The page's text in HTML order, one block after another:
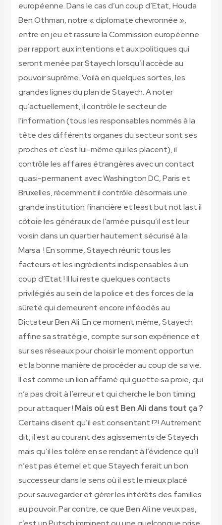
européenne. Dans le cas d’un coup d’Etat, Houda
Ben Othman, notre « diplomate chevronnée »,
entre en jeu et rassure la Commission européenne
par rapport aux intentions et aux politiques qui
seront menée par Stayech lorsqu’il accède au
pouvoir suprême. Voilà en quelques sortes, les
grandes lignes du plan de Stayech. A noter
qu’actuellement, il contrôle le secteur de
l’information (tous les responsables nommés à la
tête des différents organes du secteur sont ses
proches et c’est lui-même qui les placent), il
contrôle les affaires étrangères avec un contact
quasi-permanent avec Washington DC, Paris et
Bruxelles, récemment il contrôle désormais une
grande institution financière et least but not last il
côtoie les généraux de l’armée puisqu’il est leur
voisin dans un quartier hautement sécurisé à la
Marsa ! En somme, Stayech réunit tous les
facteurs et les ingrédients indispensables à un
coup d’Etat ! Il lui reste quelques contacts
privilégiés au sein de la police et des forces de la
sûreté qui demeurent encore inféodés au
Dictateur Ben Ali. En ce moment même, Stayech
affine sa stratégie, compte sur son expérience et
sur ses réseaux pour choisir le moment opportun
et la bonne manière de procéder au coup de sa vie.
Il est comme un lion affamé qui guette sa proie, qui
n’a pas droit à l’erreur et qui cherche le bon timing
pour attaquer ! Mais où est Ben Ali dans tout ça ?
Certains disent qu’il est consentant !?! Autrement
dit, il est au courant des agissements de Stayech
mais qu’il les tolère en se rendant à l’évidence qu’il
n’est pas éternel et que Stayech ferait un bon
successeur dans le sens où il est le mieux placé
pour sauvegarder et gérer les intérêts des familles
au pouvoir. Par contre, ce que Ben Ali ne veux pas,